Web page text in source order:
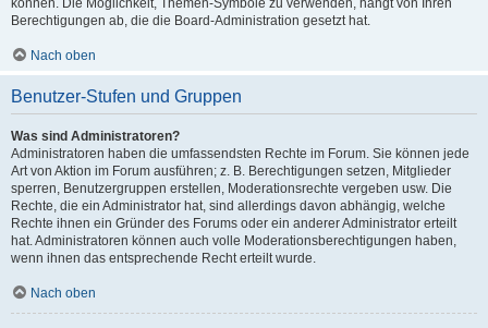
können. Die Möglichkeit, Themen-Symbole zu verwenden, hängt von Ihren
Berechtigungen ab, die die Board-Administration gesetzt hat.
Nach oben
Benutzer-Stufen und Gruppen
Was sind Administratoren?
Administratoren haben die umfassendsten Rechte im Forum. Sie können jede
Art von Aktion im Forum ausführen; z. B. Berechtigungen setzen, Mitglieder
sperren, Benutzergruppen erstellen, Moderationsrechte vergeben usw. Die
Rechte, die ein Administrator hat, sind allerdings davon abhängig, welche
Rechte ihnen ein Gründer des Forums oder ein anderer Administrator erteilt
hat. Administratoren können auch volle Moderationsberechtigungen haben,
wenn ihnen das entsprechende Recht erteilt wurde.
Nach oben